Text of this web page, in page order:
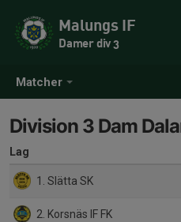
Matcher
Malungs IF
Damer div 3
Division 3 Dam
Lag
1. Slätta SK
2. Korsnäs IF FK